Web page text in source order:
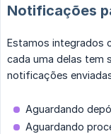
Notificações
Estamos integrados
cada uma delas tem
notificações
Aguardando
Aguardando